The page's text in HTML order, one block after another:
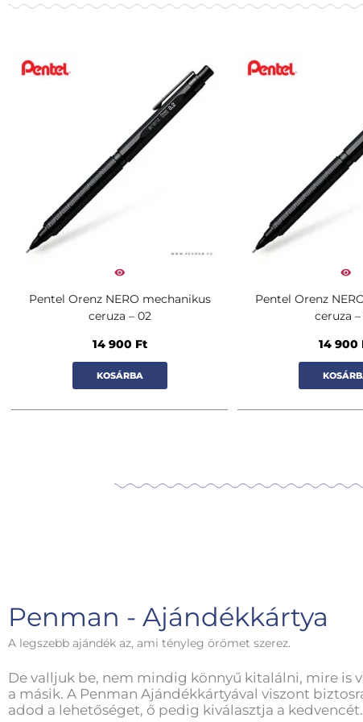
Pentel Orenz NERO mechanikus
ceruza – 02
14 900 Ft
KOSÁRBA
Pentel Orenz
ceruza –
14 900
Penman - Ajándékkártya
A legszebb ajándék az, ami tényleg örömet szerez.
De valljuk be, nem mindig könnyű kitalálni, mire is
a másik. A Penman Ajándékkártyával viszont
adod a lehetőséget, ő pedig kiválasztja a kedvencét.